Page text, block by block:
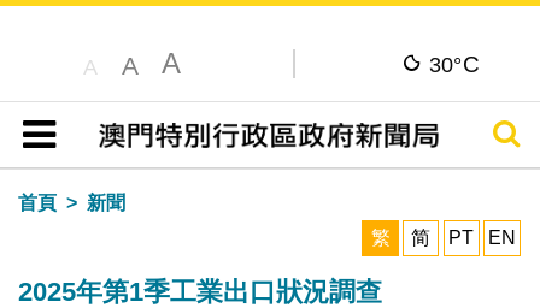
A A A 30°C
目錄
搜尋
首頁
新聞
繁
简 PT EN
2025年第1季工業出口狀況調查